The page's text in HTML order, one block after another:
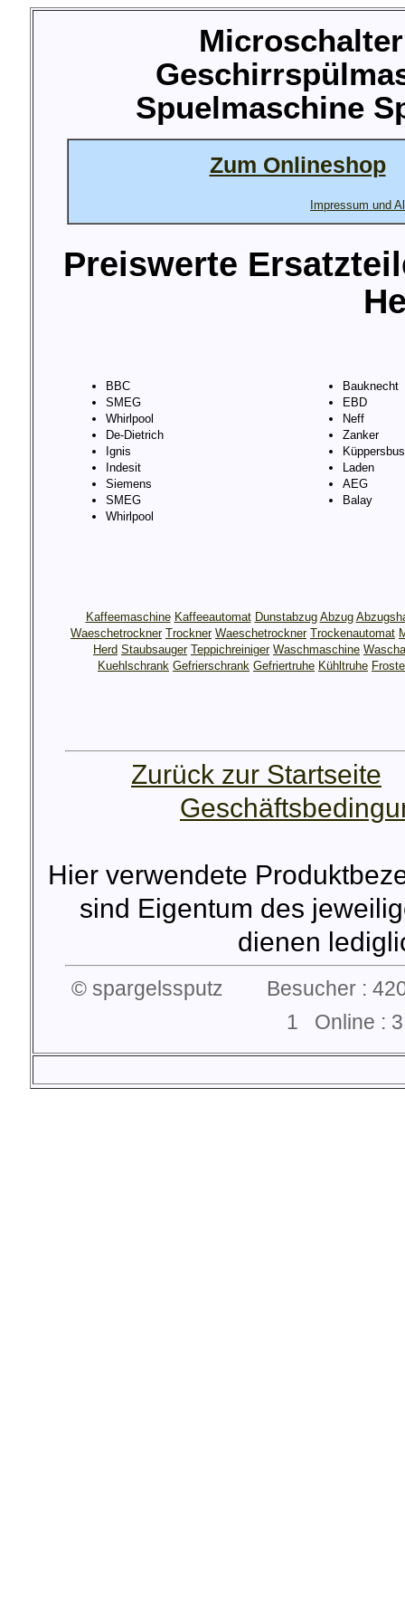
Spuelmaschine
Zum Onlineshop
Impressum und
Preiswerte
BBC
SMEG
Whirlpool
De-Dietrich
Ignis
Indesit
Siemens
SMEG
Whirlpool
Bauknecht
EBD
Neff
Zanker
Laden
AEG
Balay
Kaffeemaschine Kaffeeautomat Dunstabzug Abzug
Waeschetrockner Trockner Waeschetrockner Trockenautomat
Herd Staubsauger Teppichreiniger Waschmaschine
Kuehlschrank Gefrierschrank Gefriertruhe Kühltruhe
Zurück zur Startseite
Hier verwendete
sind Eigentum des
dienen
© spargelssputz Besucher :
1 Online :